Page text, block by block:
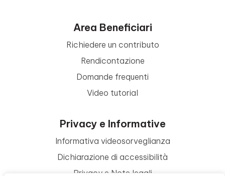
Area Beneficiari
Richiedere un contributo
Rendicontazione
Domande frequenti
Video tutorial
Privacy e Informative
Informativa videosorveglianza
Dichiarazione di accessibilità
Privacy e Note legali